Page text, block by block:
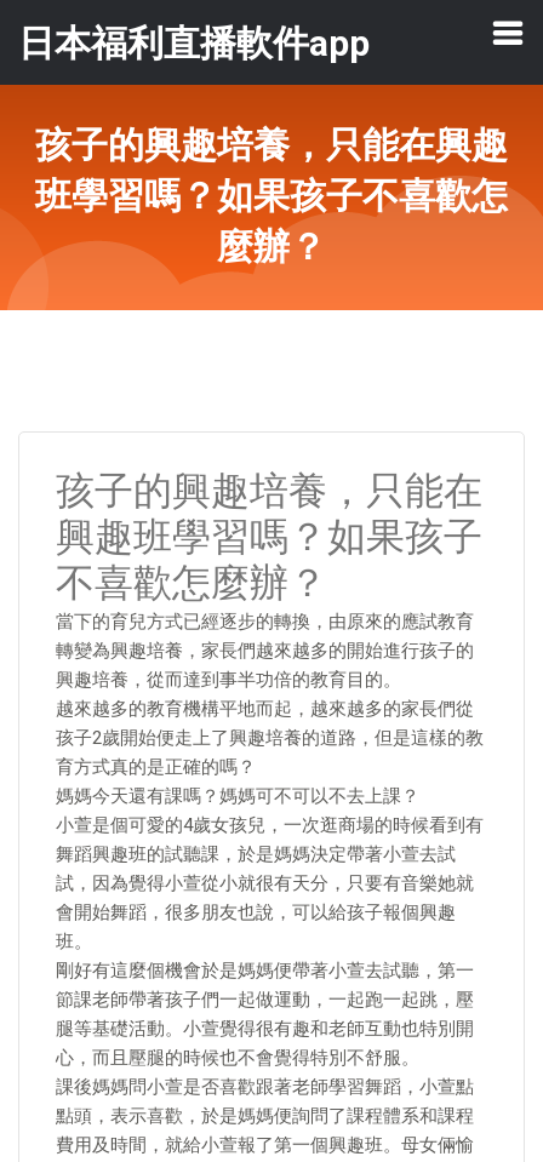
日本福利直播軟件app
孩子的興趣培養，只能在興趣
班學習嗎？如果孩子不喜歡怎
麼辦？
孩子的興趣培養，只能在
興趣班學習嗎？如果孩子
不喜歡怎麼辦？
當下的育兒方式已經逐步的轉換，由原來的應試教育
轉變為興趣培養，家長們越來越多的開始進行孩子的
興趣培養，從而達到事半功倍的教育目的。
越來越多的教育機構平地而起，越來越多的家長們從
孩子2歲開始便走上了興趣培養的道路，但是這樣的教
育方式真的是正確的嗎？
媽媽今天還有課嗎？媽媽可不可以不去上課？
小萱是個可愛的4歲女孩兒，一次逛商場的時候看到有
舞蹈興趣班的試聽課，於是媽媽決定帶著小萱去試
試，因為覺得小萱從小就很有天分，只要有音樂她就
會開始舞蹈，很多朋友也說，可以給孩子報個興趣
班。
剛好有這麼個機會於是媽媽便帶著小萱去試聽，第一
節課老師帶著孩子們一起做運動，一起跑一起跳，壓
腿等基礎活動。小萱覺得很有趣和老師互動也特別開
心，而且壓腿的時候也不會覺得特別不舒服。
課後媽媽問小萱是否喜歡跟著老師學習舞蹈，小萱點
點頭，表示喜歡，於是媽媽便詢問了課程體系和課程
費用及時間，就給小萱報了第一個興趣班。母女倆愉